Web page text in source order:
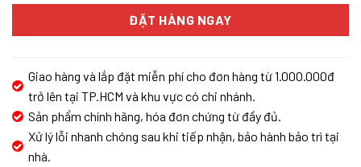
ĐẶT HÀNG NGAY
Giao hàng và lắp đặt miễn phí cho đơn hàng từ 1.000.000đ
trở lên tại TP.HCM và khu vực có chi nhánh.
Sản phẩm chính hãng, hóa đơn chứng từ đầy đủ.
Xử lý lỗi nhanh chóng sau khi tiếp nhận, bảo hành bảo trì tại
nhà.